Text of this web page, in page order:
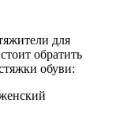
для
обратить
обуви: